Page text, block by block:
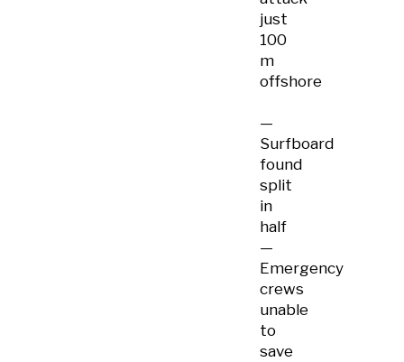
just
100
m
offshore
—
Surfboard
found
split
in
half
—
Emergency
crews
unable
to
save